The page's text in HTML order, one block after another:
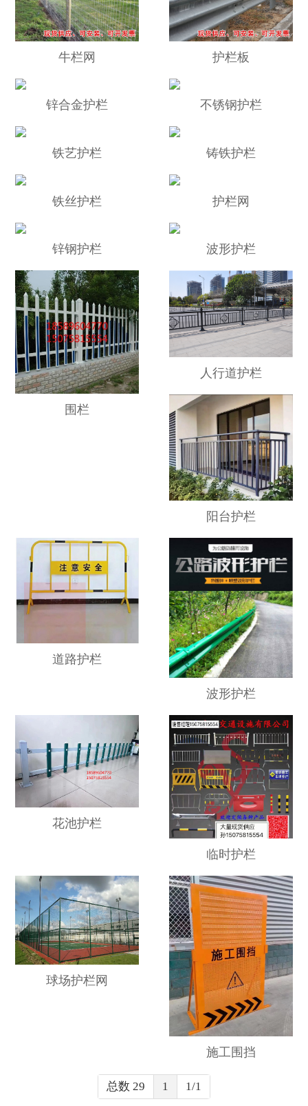
牛栏网 护栏板
锌合金护栏 不锈钢护栏
铁艺护栏 铸铁护栏
铁丝护栏 护栏网
锌钢护栏 波形护栏
围栏
人行道护栏
阳台护栏
道路护栏
波形护栏
花池护栏
临时护栏
球场护栏网
施工围挡
总数 29 1 1/1